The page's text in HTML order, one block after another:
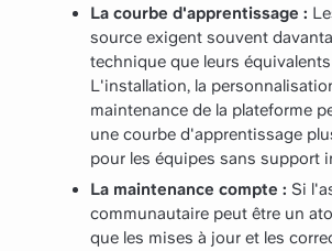
La courbe d'apprentissage :
source exigent souvent
technique que leurs
L'installation, la
maintenance de la plateforme
une courbe d'apprentissage
pour les équipes sans support
La maintenance compte : Si
communautaire peut être un
que les mises à jour et les